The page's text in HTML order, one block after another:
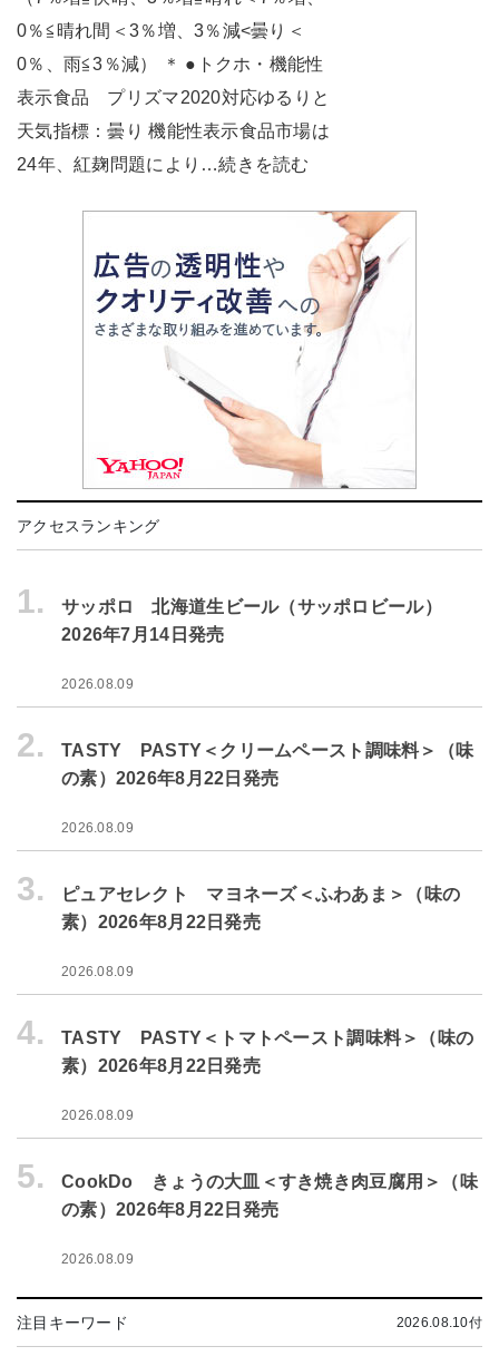
0％≦晴れ間＜3％増、3％減<曇り＜
0％、雨≦3％減） ＊ ●トクホ・機能性
表示食品 プリズマ2020対応ゆるりと
天気指標：曇り 機能性表示食品市場は
24年、紅麹問題により…続きを読む
アクセスランキング
1.
サッポロ 北海道生ビール（サッポロビール）
2026年7月14日発売
2026.08.09
2.
TASTY PASTY＜クリームペースト調味料＞（味
の素）2026年8月22日発売
2026.08.09
3.
ピュアセレクト マヨネーズ＜ふわあま＞（味の
素）2026年8月22日発売
2026.08.09
4.
TASTY PASTY＜トマトペースト調味料＞（味の
素）2026年8月22日発売
2026.08.09
5.
CookDo きょうの大皿＜すき焼き肉豆腐用＞（味
の素）2026年8月22日発売
2026.08.09
注目キーワード 2026.08.10付